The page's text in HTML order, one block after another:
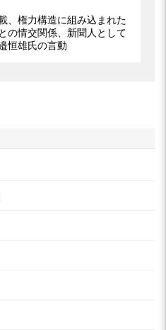
、権力構造に組み込まれた
の情交関係、新聞人として
恒雄氏の言動